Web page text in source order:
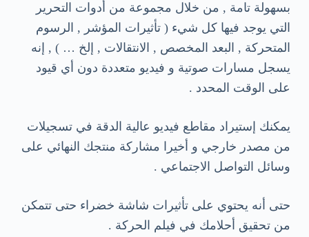
بسهولة تامة , من خلال مجموعة من أدوات التحرير
التي يوجد فيها كل شيء ( تأثيرات المؤشر , الرسوم
المتحركة , البعد المخصص , الانتقالات , إلخ … ) , إنه
يسجل مسارات صوتية و فيديو متعددة دون أي قيود
على الوقت المحدد .
يمكنك إستيراد مقاطع فيديو عالية الدقة في تسجيلات
من مصدر خارجي و أخيرا مشاركة منتجك النهائي على
وسائل التواصل الاجتماعي .
حتى أنه يحتوي على تأثيرات شاشة خضراء حتى تتمكن
من تحقيق أحلامك في فيلم الحركة .